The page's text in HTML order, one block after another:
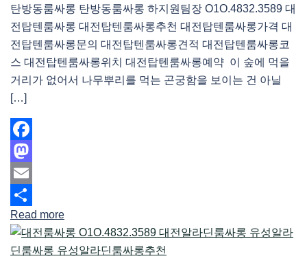
탄방동룸싸롱 탄방동룸싸롱 하지원팀장 O1O.4832.3589 대
전탑텐룸싸롱 대전탑텐룸싸롱추천 대전탑텐룸싸롱가격 대
전탑텐룸싸롱문의 대전탑텐룸싸롱견적 대전탑텐룸싸롱코
스 대전탑텐룸싸롱위치 대전탑텐룸싸롱예약 이 숲에 먹을
거리가 없어서 나무뿌리를 먹는 곤궁함을 보이는 건 아닐
[…]
Facebook
Mastodon
Email
Share
Read more